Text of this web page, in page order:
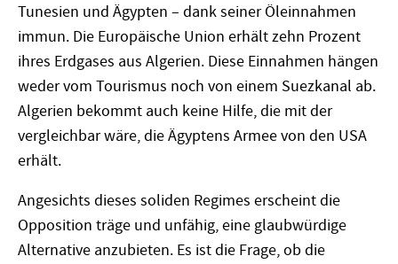
Tunesien und Ägypten – dank seiner Öleinnahmen
immun. Die Europäische Union erhält zehn Prozent
ihres Erdgases aus Algerien. Diese Einnahmen hängen
weder vom Tourismus noch von einem Suezkanal ab.
Algerien bekommt auch keine Hilfe, die mit der
vergleichbar wäre, die Ägyptens Armee von den USA
erhält.
Angesichts dieses soliden Regimes erscheint die
Opposition träge und unfähig, eine glaubwürdige
Alternative anzubieten. Es ist die Frage, ob die